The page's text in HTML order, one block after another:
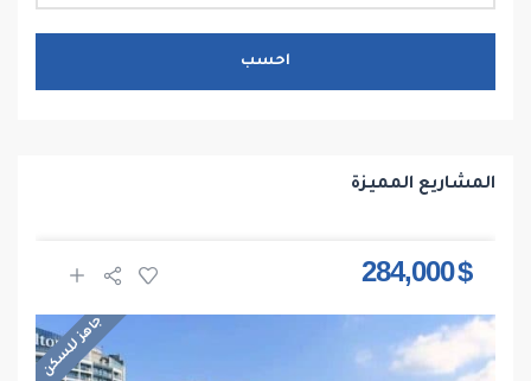
احسب
المشاريع المميزة
$ 284,000
جاهز للسكن